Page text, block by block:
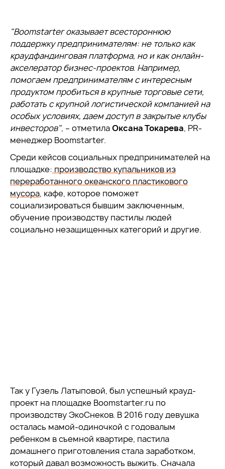
"Boomstarter оказывает всестороннюю
поддержку предпринимателям: не только как
краудфандинговая платформа, но и как онлайн-
акселератор бизнес-проектов. Например,
помогаем предпринимателям с интересным
продуктом пробиться в крупные торговые сети,
работать с крупной логистической компанией на
особых условиях, даем доступ в закрытые клубы
инвесторов", – отметилаОксана Токарева, PR-
менеджер Boomstarter.
Среди кейсов социальных предпринимателей на
площадке: производство купальников из
переработанного океанского пластикового
мусора, кафе, которое поможет
социализироваться бывшим заключенным,
обучение производству пастилы людей
социально незащищенных категорий и другие.
Так у Гузель Латыповой, был успешный крауд-
проект на площадке Boomstarter.ru по
производству ЭкоСнеков. В 2016 году девушка
осталась мамой-одиночкой с годовалым
ребенком в съемной квартире, пастила
домашнего приготовления стала заработком,
который давал возможность выжить. Сначала